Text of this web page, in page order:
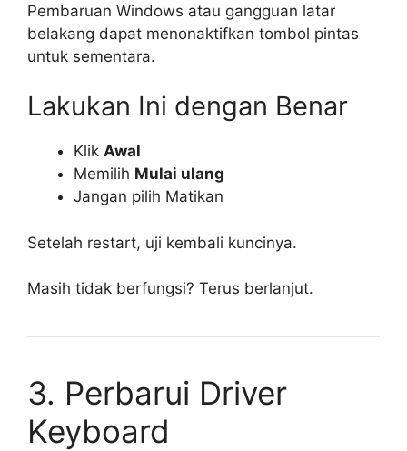
Pembaruan Windows atau gangguan latar
belakang dapat menonaktifkan tombol pintas
untuk sementara.
Lakukan Ini dengan Benar
Klik Awal
Memilih Mulai ulang
Jangan pilih Matikan
Setelah restart, uji kembali kuncinya.
Masih tidak berfungsi? Terus berlanjut.
3. Perbarui Driver
Keyboard